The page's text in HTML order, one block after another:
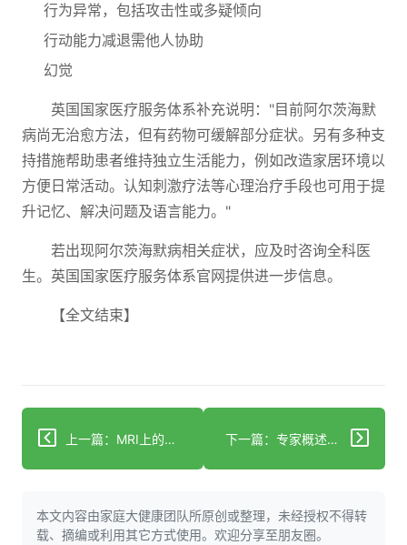
行为异常，包括攻击性或多疑倾向
行动能力减退需他人协助
幻觉
英国国家医疗服务体系补充说明："目前阿尔茨海默
病尚无治愈方法，但有药物可缓解部分症状。另有多种支
持措施帮助患者维持独立生活能力，例如改造家居环境以
方便日常活动。认知刺激疗法等心理治疗手段也可用于提
升记忆、解决问题及语言能力。"
若出现阿尔茨海默病相关症状，应及时咨询全科医
生。英国国家医疗服务体系官网提供进一步信息。
【全文结束】
上一篇：MRI上的微出血：它们如何揭示大脑健康状况 下一篇：专家概述充分利用阿尔茨海默病治疗突破所需的医疗政策与社会变革
本文内容由家庭大健康团队所原创或整理，未经授权不得转
载、摘编或利用其它方式使用。欢迎分享至朋友圈。